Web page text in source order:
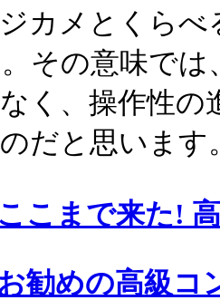
カメとくら
その意味では
く、操作性の
だと思います
ここまで来た!
勧めの高級コ